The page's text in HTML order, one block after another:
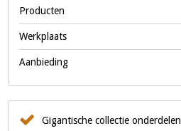
Producten
Werkplaats
Aanbieding
Gigantische collectie onderdelen